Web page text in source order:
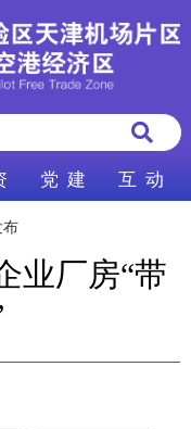
党 建 互 动
布
业厂房“带